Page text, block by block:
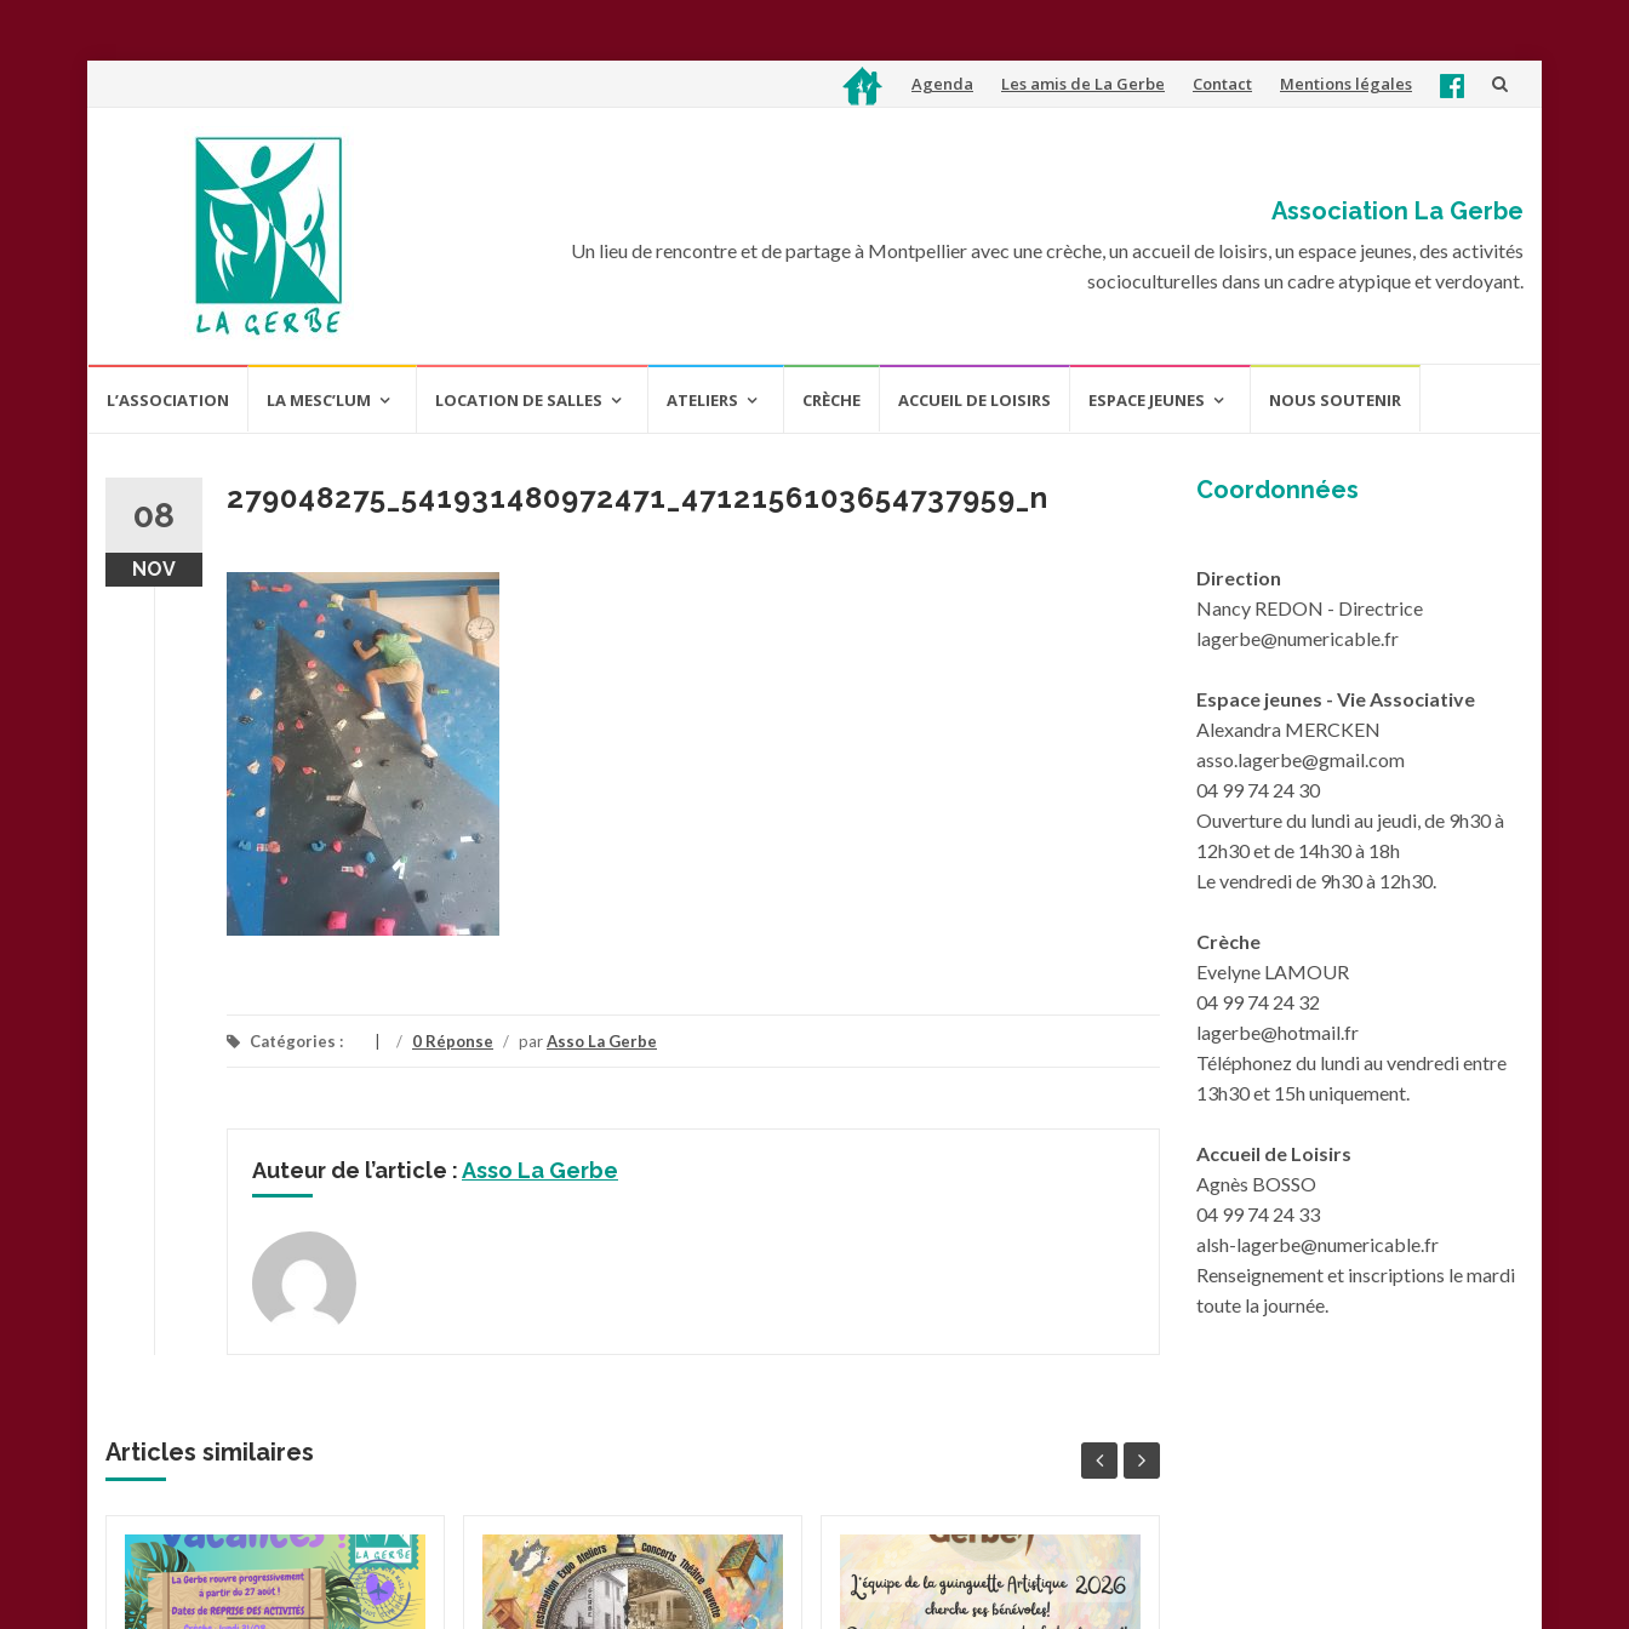
Aller Agenda Les amis de La Gerbe Contact Mentions légales
Association La Gerbe
Un lieu de rencontre et de partage à Montpellier avec une crèche, un accueil de loisirs, un espace jeunes, des activités
socioculturelles dans un cadre atypique et verdoyant.
L’ASSOCIATION LA MESC’LUM LOCATION DE SALLES ATELIERS CRÈCHE ACCUEIL DE LOISIRS ESPACE JEUNES NOUS SOUTENIR
08
NOV
279048275_541931480972471_4712156103654737959_n
Catégories : / 0 Réponse / parAsso La Gerbe
Auteur de l’article :Asso La Gerbe
Articles similaires
Coordonnées
Direction
Nancy REDON - Directrice
lagerbe@numericable.fr
Espace jeunes - Vie Associative
Alexandra MERCKEN
asso.lagerbe@gmail.com
04 99 74 24 30
Ouverture du lundi au jeudi, de 9h30 à
12h30 et de 14h30 à 18h
Le vendredi de 9h30 à 12h30.
Crèche
Evelyne LAMOUR
04 99 74 24 32
lagerbe@hotmail.fr
Téléphonez du lundi au vendredi entre
13h30 et 15h uniquement.
Accueil de Loisirs
Agnès BOSSO
04 99 74 24 33
alsh-lagerbe@numericable.fr
Renseignement et inscriptions le mardi
toute la journée.